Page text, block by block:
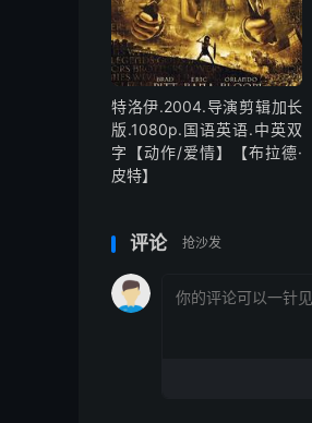
特洛伊.2004.导演剪辑加长
版.1080p.国语英语.中英双
字【动作/爱情】【布拉德·
皮特】
评论 抢沙发